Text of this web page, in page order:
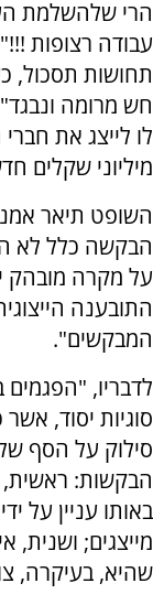
עבודה רצופות
תחושות תסכול,
חש מרומה
לו לייצג את
מיליוני שקלים
השופט תיאר
הבקשה כלל לא
על מקרה מובהק
המבקשים".
לדבריו,
סוגיות יסוד,
הבקשות:
באותו עניין על
מייצגים;
שהיא, בעיקרה,